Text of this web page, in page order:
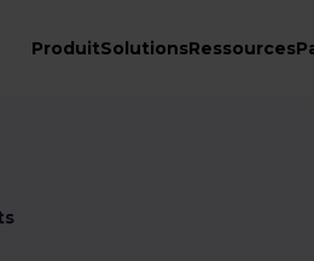
ProduitSolutionsRessources